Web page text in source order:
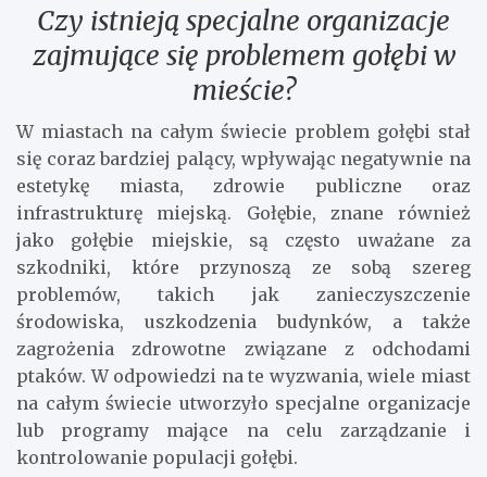
Czy istnieją specjalne organizacje
zajmujące się problemem gołębi w
mieście?
W miastach na całym świecie problem gołębi stał
się coraz bardziej palący, wpływając negatywnie na
estetykę miasta, zdrowie publiczne oraz
infrastrukturę miejską. Gołębie, znane również
jako gołębie miejskie, są często uważane za
szkodniki, które przynoszą ze sobą szereg
problemów, takich jak zanieczyszczenie
środowiska, uszkodzenia budynków, a także
zagrożenia zdrowotne związane z odchodami
ptaków. W odpowiedzi na te wyzwania, wiele miast
na całym świecie utworzyło specjalne organizacje
lub programy mające na celu zarządzanie i
kontrolowanie populacji gołębi.